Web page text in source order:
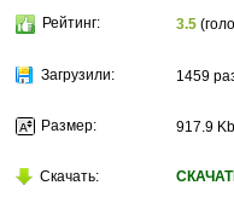
Рейтинг: 3.5
Загрузили: 1459
Размер: 917.9 Kb
Скачать: